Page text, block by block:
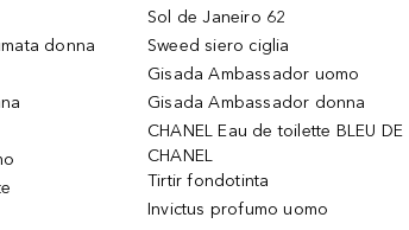
donna
Sol de Janeiro 62
Sweed siero ciglia
Gisada Ambassador uomo
Gisada Ambassador donna
CHANEL Eau de toilette BLEU DE
CHANEL
Tirtir fondotinta
Invictus profumo uomo